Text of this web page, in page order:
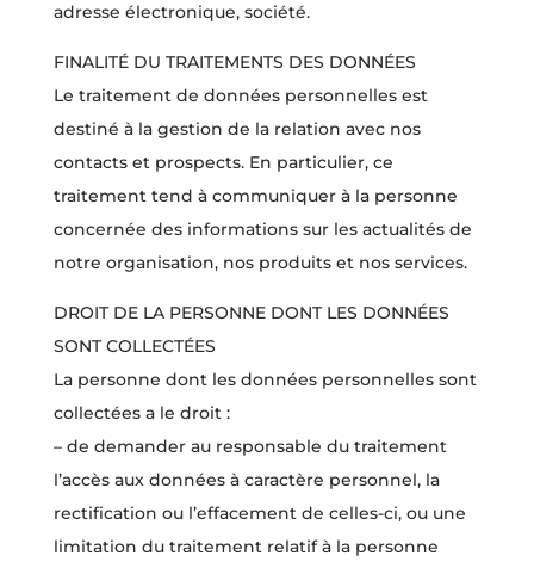
adresse électronique, société.
FINALITÉ DU TRAITEMENTS DES DONNÉES
Le traitement de données personnelles est
destiné à la gestion de la relation avec nos
contacts et prospects. En particulier, ce
traitement tend à communiquer à la personne
concernée des informations sur les actualités de
notre organisation, nos produits et nos services.
DROIT DE LA PERSONNE DONT LES DONNÉES
SONT COLLECTÉES
La personne dont les données personnelles sont
collectées a le droit :
– de demander au responsable du traitement
l’accès aux données à caractère personnel, la
rectifi­cation ou l’effacement de celles-ci, ou une
limitation du traitement relatif à la personne